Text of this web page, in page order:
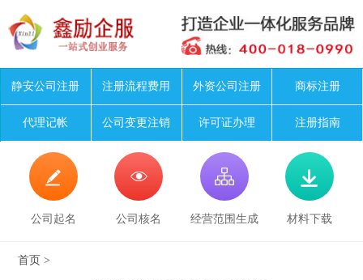
静安公司注册 注册流程费用 外资公司注册 商标注册
代理记帐 公司变更注销 许可证办理 注册指南

公司起名

公司核名

经营范围生成

材料下载
首页 >